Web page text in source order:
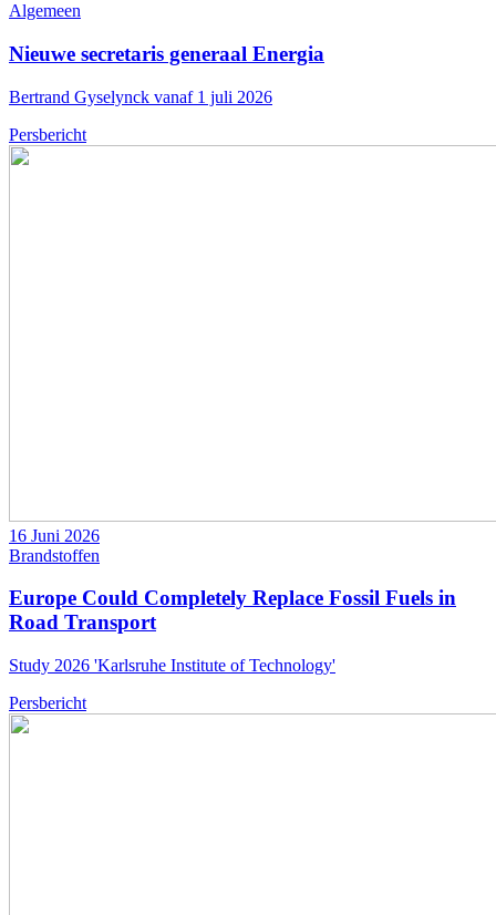
Algemeen
Nieuwe secretaris generaal Energia
Bertrand Gyselynck vanaf 1 juli 2026
Persbericht
16 Juni 2026
Brandstoffen
Europe Could Completely Replace Fossil Fuels in
Road Transport
Study 2026 'Karlsruhe Institute of Technology'
Persbericht